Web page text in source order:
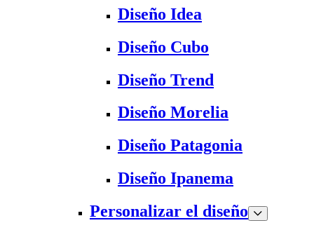
Diseño Idea
Diseño Cubo
Diseño Trend
Diseño Morelia
Diseño Patagonia
Diseño Ipanema
Personalizar el diseño